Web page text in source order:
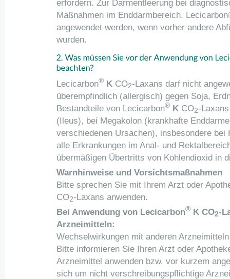
erfordern. Zur Darmentleerung bei
Maßnahmen im Enddarmbereich.
angewendet werden, wenn vorher andere
wurden.
Lecicarbon® K CO2-Laxans darf nicht
überempfindlich (allergisch) gegen Soja,
Bestandteile von Lecicarbon® K CO2-
(Ileus), bei Megakolon (krankhafte
verschiedenen Ursachen), insbesondere bei
alle Erkrankungen im Anal- und
übermäßigen Übertritts von Kohlendioxid in
Warnhinweise und Vorsichtsmaßnahmen
Bitte sprechen Sie mit Ihrem Arzt oder
CO2-Laxans anwenden.
Bei Anwendung von Lecicarbon® K CO2-
Arzneimitteln:
Wechselwirkungen mit anderen
Bitte informieren Sie Ihren Arzt oder
Arzneimittel anwenden bzw. vor kurzem
sich um nicht verschreibungspflichtige